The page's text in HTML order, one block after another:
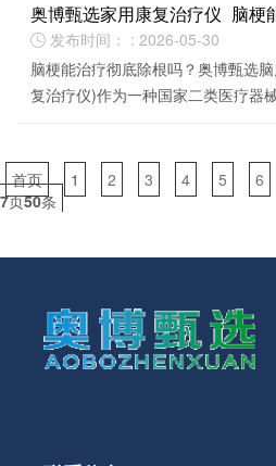
奥博甄选家用康复治疗仪_脑梗
 发布时间： : 2026-05-30
脑梗能治疗彻底除根吗？奥博甄选
复治疗仪)作为一种国家二类医疗器
首页 1 2 3 4 5 6
7页50条